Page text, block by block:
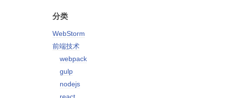
分类
WebStorm
前端技术
webpack
gulp
nodejs
react